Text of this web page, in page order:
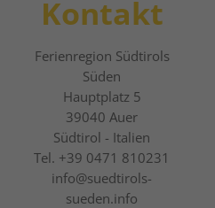
Kontakt
Ferienregion Südtirols
Süden
Hauptplatz 5
39040 Auer
Südtirol - Italien
Tel. +39 0471 810231
info@suedtirols-
sueden.info